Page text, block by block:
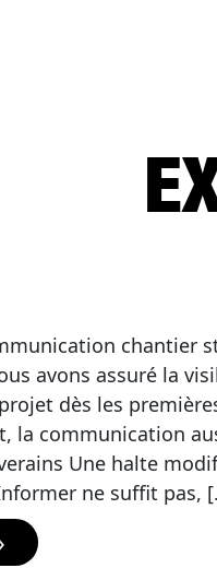
chantier
avons assuré la
dès les
la communication
Une halte
ne suffit pas,